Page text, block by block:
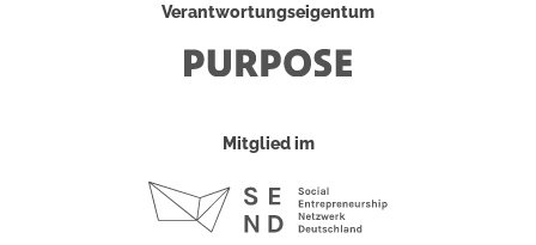
Verantwortungseigentum
Mitglied im